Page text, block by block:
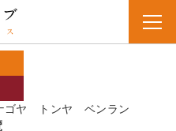
ヤ トンヤ ベンラン